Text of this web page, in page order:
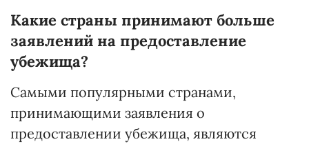
Какие страны принимают больше
заявлений на предоставление
убежища?
Самыми популярными странами,
принимающими заявления о
предоставлении убежища, являются